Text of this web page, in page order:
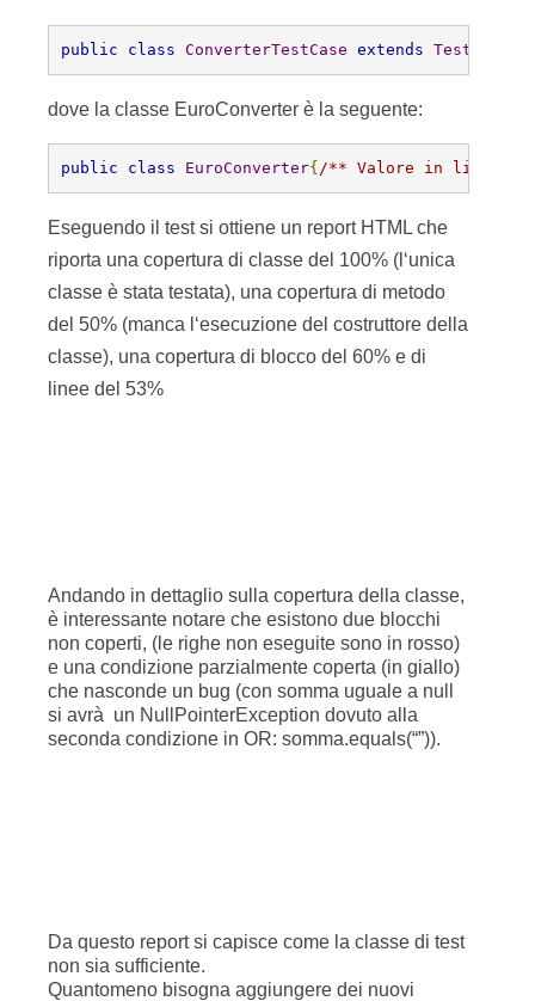
classe), una copertura di blocco del 60% e di
linee del 53%
non coperti, (le righe non eseguite sono in rosso)
che nasconde un bug (con somma uguale a null
si avrà un NullPointerException dovuto alla
seconda condizione in OR: somma.equals(“”)).
Da questo report si capisce come la classe di test
non sia sufficiente.
Quantomeno bisogna aggiungere dei nuovi
metodi di test che prevedano i casi di test con
definire il grado di affidabilità delle suites di test e
quindi, indirettamente, la qualità del software che
viene da loro testato. Le metriche che sono state
introdotte sono metriche strutturali, e la loro
misura deve essere vista come complementare